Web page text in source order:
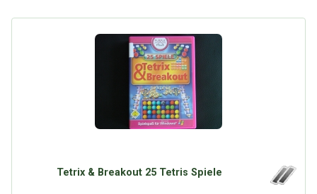
Tetrix & Breakout 25 Tetris Spiele